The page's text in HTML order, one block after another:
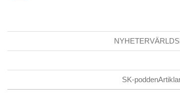
NYHETER
SK-podden